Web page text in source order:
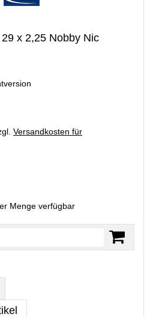
x 2,25 Nobby Nic
Versandkosten für
Menge verfügbar